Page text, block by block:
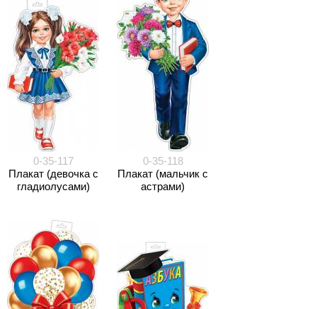
0-35-117
Плакат (девочка с
гладиолусами)
0-35-118
Плакат (мальчик с
астрами)